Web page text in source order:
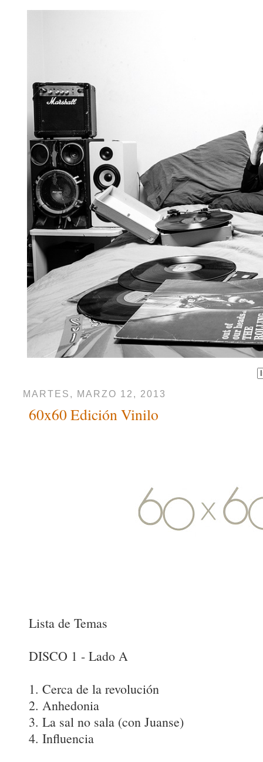
MARTES, MARZO 12, 2013
60x60 Edición Vinilo
Lista de Temas
DISCO 1 - Lado A
1. Cerca de la revolución
2. Anhedonia
3. La sal no sala (con Juanse)
4. Influencia